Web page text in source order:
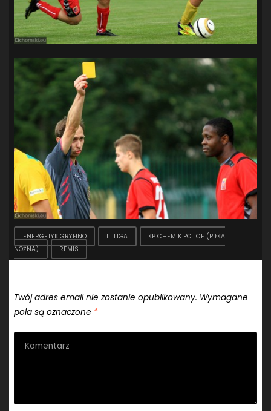
ENERGETYK GRYFINO III LIGA
KP CHEMIK POLICE (PIŁKA
NOŻNA)
REMIS
Twój adres email nie zostanie opublikowany. Wymagane
pola są oznaczone *